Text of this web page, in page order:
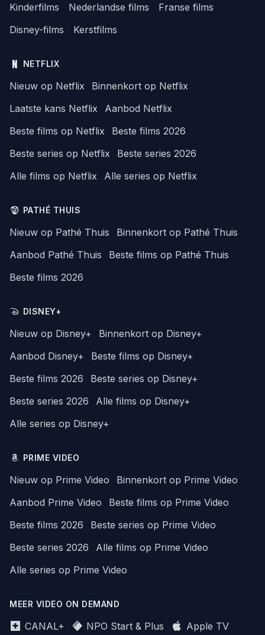
Kinderfilms
Nederlandse films
Franse films
Disney-films
Kerstfilms
NETFLIX
Nieuw op Netflix
Binnenkort op Netflix
Laatste kans Netflix
Aanbod Netflix
Beste films op Netflix
Beste films 2026
Beste series op Netflix
Beste series 2026
Alle films op Netflix
Alle series op Netflix
PATHÉ THUIS
Nieuw op Pathé Thuis
Binnenkort op Pathé Thuis
Aanbod Pathé Thuis
Beste films op Pathé Thuis
Beste films 2026
DISNEY+
Nieuw op Disney+
Binnenkort op Disney+
Aanbod Disney+
Beste films op Disney+
Beste films 2026
Beste series op Disney+
Beste series 2026
Alle films op Disney+
Alle series op Disney+
PRIME VIDEO
Nieuw op Prime Video
Binnenkort op Prime Video
Aanbod Prime Video
Beste films op Prime Video
Beste films 2026
Beste series op Prime Video
Beste series 2026
Alle films op Prime Video
Alle series op Prime Video
MEER VIDEO ON DEMAND
CANAL+ NPO Start & Plus Apple TV